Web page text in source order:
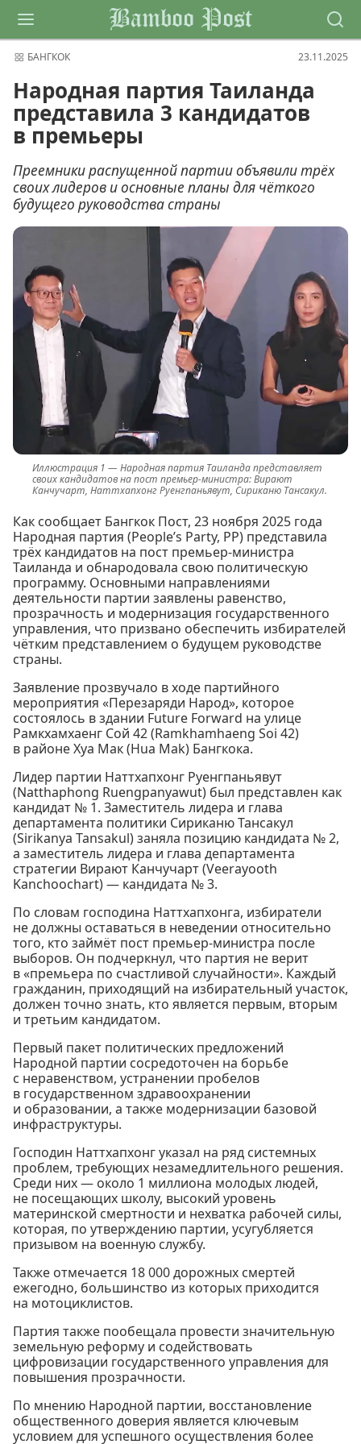
Bamboo Post
БАНГКОК 23.11.2025
Народная партия Таиланда
представила 3 кандидатов
в премьеры
Преемники распущенной партии объявили трёх
своих лидеров и основные планы для чёткого
будущего руководства страны
Народная партия Таиланда представляет
своих кандидатов на пост премьер-министра: Вирают
Канчучарт, Наттхапхонг Руенгпаньявут, Сириканю Тансакул.
Как сообщает Бангкок Пост, 23 ноября 2025 года
Народная партия (People’s Party, PP) представила
трёх кандидатов на пост премьер-министра
Таиланда и обнародовала свою политическую
программу. Основными направлениями
деятельности партии заявлены равенство,
прозрачность и модернизация государственного
управления, что призвано обеспечить избирателей
чётким представлением о будущем руководстве
страны.
Заявление прозвучало в ходе партийного
мероприятия «Перезаряди Народ», которое
состоялось в здании Future Forward на улице
Рамкхамхаенг Сой 42 (Ramkhamhaeng Soi 42)
в районе Хуа Мак (Hua Mak) Бангкока.
Лидер партии Наттхапхонг Руенгпаньявут
(Natthaphong Ruengpanyawut) был представлен как
кандидат № 1. Заместитель лидера и глава
департамента политики Сириканю Тансакул
(Sirikanya Tansakul) заняла позицию кандидата № 2,
а заместитель лидера и глава департамента
стратегии Вирают Канчучарт (Veerayooth
Kanchoochart) — кандидата № 3.
По словам господина Наттхапхонга, избиратели
не должны оставаться в неведении относительно
того, кто займёт пост премьер-министра после
выборов. Он подчеркнул, что партия не верит
в «премьера по счастливой случайности». Каждый
гражданин, приходящий на избирательный участок,
должен точно знать, кто является первым, вторым
и третьим кандидатом.
Первый пакет политических предложений
Народной партии сосредоточен на борьбе
с неравенством, устранении пробелов
в государственном здравоохранении
и образовании, а также модернизации базовой
инфраструктуры.
Господин Наттхапхонг указал на ряд системных
проблем, требующих незамедлительного решения.
Среди них — около 1 миллиона молодых людей,
не посещающих школу, высокий уровень
материнской смертности и нехватка рабочей силы,
которая, по утверждению партии, усугубляется
призывом на военную службу.
Также отмечается 18 000 дорожных смертей
ежегодно, большинство из которых приходится
на мотоциклистов.
Партия также пообещала провести значительную
земельную реформу и содействовать
цифровизации государственного управления для
повышения прозрачности.
По мнению Народной партии, восстановление
общественного доверия является ключевым
условием для успешного осуществления более